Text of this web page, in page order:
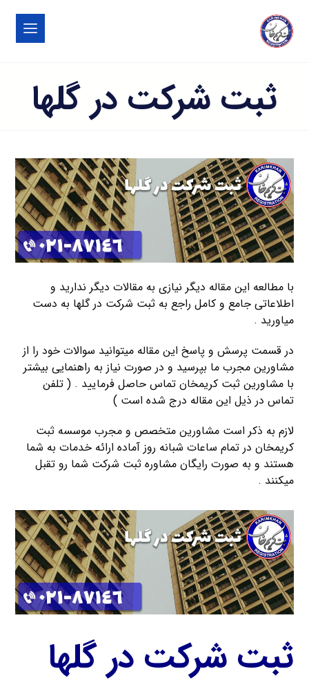
ثبت شرکت در گلها
با مطالعه این مقاله دیگر نیازی به مقالات دیگر ندارید و
اطلاعاتی جامع و کامل راجع به ثبت شرکت در گلها به دست
میاورید .
در قسمت پرسش و پاسخ این مقاله میتوانید سوالات خود را از
مشاورین مجرب ما بپرسید و در صورت نیاز به راهنمایی بیشتر
با مشاورین ثبت کریمخان تماس حاصل فرمایید . ( تلفن
تماس در ذیل این مقاله درج شده است )
لازم به ذکر است مشاورین متخصص و مجرب موسسه ثبت
کریمخان در تمام ساعات شبانه روز آماده ارائه خدمات به شما
هستند و به صورت رایگان مشاوره ثبت شرکت شما رو تقبل
میکنند .
ثبت شرکت در گلها